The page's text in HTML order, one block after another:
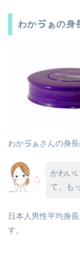
わかゔぁの身
わかゔぁさんの身長
かわい
て、も
日本人男性平均身
す。